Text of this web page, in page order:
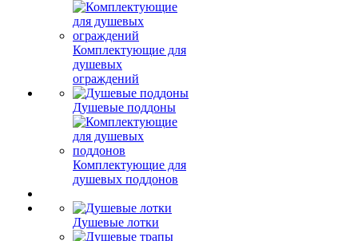
Комплектующие для
душевых
ограждений
Душевые поддоны
Комплектующие для
душевых поддонов
Душевые лотки